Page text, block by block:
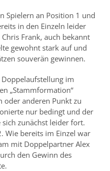
Spielern an Position 1 und
in den Einzeln leider
Frank, auch bekannt
gewohnt stark auf und
souverän gewinnen.
im
„Stammformation“
oder anderen Punkt zu
nur bedingt und der
sich zunächst leider fort.
Wie bereits im Einzel war
mit Doppelpartner Alex
den Gewinn des